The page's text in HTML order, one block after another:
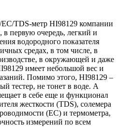
TDS-метр HI98129 компании
в первую очередь, легкий и
водородного показателя
средах, в том числе, в
в окружающей и даже
имеет небольшой вес и
Помимо этого, HI98129 –
тестер, не тонет в воде. А
в себе еще и функционал
жесткости (TDS), солемера
(EC) и термометра,
измерений по всем